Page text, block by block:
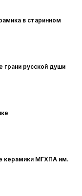
в старинном
грани русской души
керамики МГХПА им.